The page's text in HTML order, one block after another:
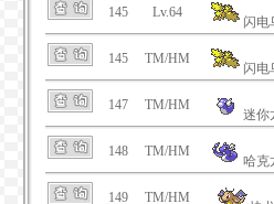
145 Lv.64
闪电
145 TM/HM
闪电
147 TM/HM
迷你
148 TM/HM
哈克
149 TM/HM